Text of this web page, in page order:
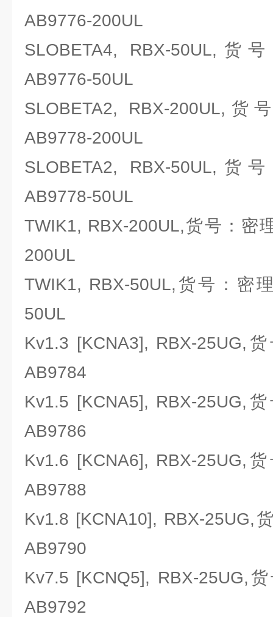
AB9776-200UL
SLOBETA4, RBX-50UL,货
AB9776-50UL
SLOBETA2, RBX-200UL,货
AB9778-200UL
SLOBETA2, RBX-50UL,货
AB9778-50UL
TWIK1, RBX-200UL,货号：密
200UL
TWIK1, RBX-50UL,货号：密
50UL
Kv1.3 [KCNA3], RBX-25UG,
AB9784
Kv1.5 [KCNA5], RBX-25UG,
AB9786
Kv1.6 [KCNA6], RBX-25UG,
AB9788
Kv1.8 [KCNA10], RBX-25UG,
AB9790
Kv7.5 [KCNQ5], RBX-25UG,
AB9792